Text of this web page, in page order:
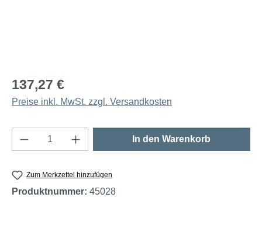
137,27 €
Preise inkl. MwSt. zzgl. Versandkosten
Produkt Anzahl: Gib den gewünschten
In den Warenkorb
Zum Merkzettel hinzufügen
Produktnummer: 45028